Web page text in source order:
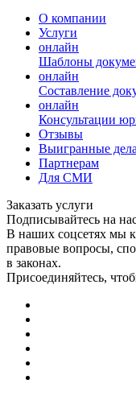
О компании
Услуги
онлайн
Шаблоны
онлайн
Составление
онлайн
Консультации
Отзывы
Выигранные дела
Партнерам
Для СМИ
Заказать услуги
Подписывайтесь на
В наших соцсетях мы
правовые вопросы,
в законах.
Присоединяйтесь,